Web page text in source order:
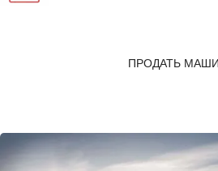
ПРОДАТЬ